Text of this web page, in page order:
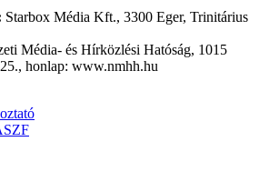
Starbox Média Kft., 3300 Eger, Trinitárius
Média- és Hírközlési Hatóság, 1015
honlap: www.nmhh.hu